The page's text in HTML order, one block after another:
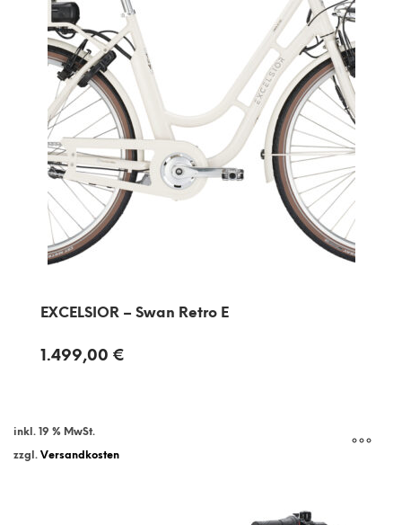
EXCELSIOR – Swan Retro E
1.499,00 €
inkl. 19 % MwSt.
zzgl. Versandkosten